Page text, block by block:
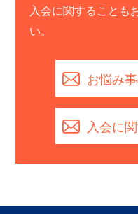
入会に関することも
い。
お悩み
入会に